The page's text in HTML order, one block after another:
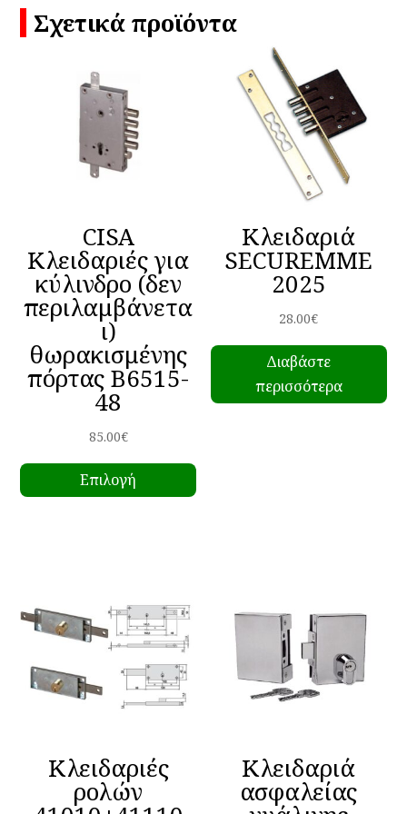
Σχετικά προϊόντα
CISA
Κλειδαριές για
κύλινδρο (δεν
περιλαμβάνετα
ι)
θωρακισμένης
πόρτας B6515-
48
85.00€
Επιλογή
Αυτό
επιλογές
μπορούν
επιλεγούν
προϊόντος
Κλειδαριά
SECUREMME
2025
28.00€
Διαβάστε
περισσότερα
Κλειδαριές
ρολών
Κλειδαριά
ασφαλείας